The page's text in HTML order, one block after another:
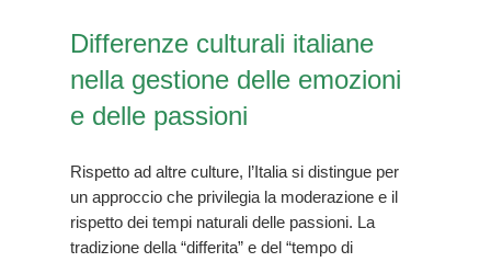
Differenze culturali italiane
nella gestione delle emozioni
e delle passioni
Rispetto ad altre culture, l’Italia si distingue per
un approccio che privilegia la moderazione e il
rispetto dei tempi naturali delle passioni. La
tradizione della “differita” e del “tempo di